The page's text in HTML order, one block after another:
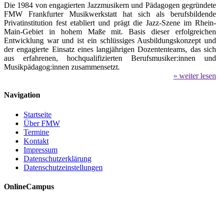
Die 1984 von engagierten Jazzmusikern und Pädagogen gegründete
FMW Frankfurter Musikwerkstatt hat sich als berufsbildende
Privatinstitution fest etabliert und prägt die Jazz-Szene im Rhein-
Main-Gebiet in hohem Maße mit. Basis dieser erfolgreichen
Entwicklung war und ist ein schlüssiges Ausbildungskonzept und
der engagierte Einsatz eines langjährigen Dozententeams, das sich
aus erfahrenen, hochqualifizierten Berufsmusiker:innen und
Musikpädagog:innen zusammensetzt.
» weiter lesen
Navigation
Startseite
Über FMW
Termine
Kontakt
Impressum
Datenschutzerklärung
Datenschutzeinstellungen
OnlineCampus